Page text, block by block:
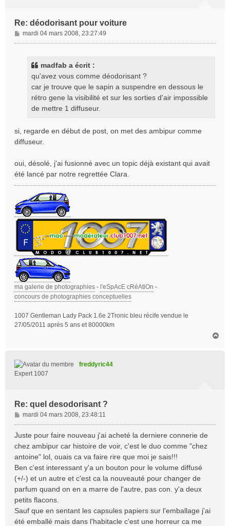
Re: déodorisant pour voiture
M
e
mardi 04 mars 2008, 23:27:49
madfab a écrit :
qu'avez vous comme déodorisant ?
car je trouve que le sapin a suspendre en dessous le
rétro gene la visibilité et sur les sorties d'air impossible
de mettre 1 diffuseur.
si, regarde en début de post, on met des ambipur comme
diffuseur.
oui, désolé, j'ai fusionné avec un topic déjà existant qui avait
été lancé par notre regrettée Clara.
ma galerie de photographies - l'eSpAcE cRéAtiOn -
concours de photographies conceptuelles
1007 Gentleman Lady Pack 1.6e 2Tronic bleu récife vendue le
27/05/2011 après 5 ans et 80000km
freddyric44
Expert 1007
Re: quel desodorisant ?
M
e
s
g
e
mardi 04 mars 2008, 23:48:11
Juste pour faire nouveau j'ai acheté la derniere connerie de
chez ambipur car histoire de voir, c'est le duo comme "chez
antoine" lol, ouais ca va faire rire que moi je sais!!!
Ben c'est interessant y'a un bouton pour le volume diffusé
(+/-) et un autre et c'est ca la nouveauté pour changer de
parfum quand on en a marre de l'autre, pas con. y'a deux
petits flacons.
Sauf que en sentant les capsules papiers sur l'emballage j'ai
été emballé mais dans l'habitacle c'est une horreur ca me